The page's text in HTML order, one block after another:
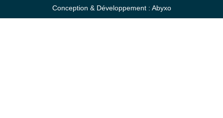
Conception & Développement : Abyxo